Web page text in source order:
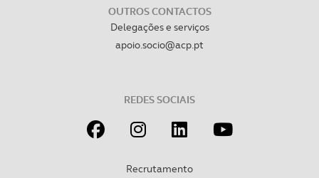
OUTROS CONTACTOS
Delegações e serviços
apoio.socio@acp.pt
REDES SOCIAIS
Recrutamento